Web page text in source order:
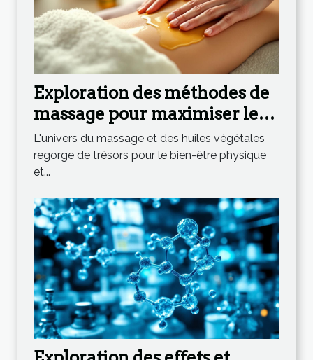
Exploration des méthodes de
massage pour maximiser les
effets des huiles végétales
L'univers du massage et des huiles végétales
regorge de trésors pour le bien-être physique
et...